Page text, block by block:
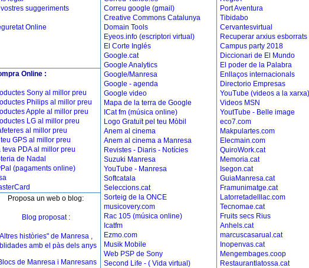
vostres suggeriments
Online
Correu google (gmail)
Creative Commons Catalunya
Domain Tools
Eyeos.info (escriptori virtual)
El Corte Inglés
Google.cat
Google Analytics
Google/Manresa
Google - agenda
Google video
Mapa de la terra de Google
ICat fm (música online)
Logo Gratuït pel teu Mòbil
Anem al cinema
Anem al cinema a Manresa
Revistes - Diaris - Notícies
Suzuki Manresa
YouTube - Manresa
Softcatala
Seleccions.cat
Sorteig de la ONCE
musicovery.com
Rac 105 (música online)
Icatfm
Ezmo.com
Musik Mobile
Web PSP de Sony
Second Life - ( Vida virtual)
Port Aventura
Tibidabo
Cervantesvirtual
Recuperar arxius esborrats
Campus party 2018
Diccionari de El Mundo
El poder de la Palabra
Enllaços internacionals
Directorio Empresas
YouTube (videos a la xarxa)
Videos MSN
YoutTube - Belle image
eco7.com
Makpulartes.com
Elecmain.com
QuiroWork.cat
Memoria.cat
Isegon.cat
GuiaManresa.cat
Framunimatge.cat
Latorretadelllac.com
Tecnomae.cat
Fruits secs Rius
Anhels.cat
marcuscasarual.cat
Inopenvas.cat
Mengembages.coop
Restaurantlatossa.cat
Online :
Sony al millor preu
Philips al millor preu
Apple al millor preu
LG al millor preu
al millor preu
teu GPS al millor preu
teva PDA al millor preu
de Nadal
(pagaments online)
Proposa un web o blog:
Blog proposat :
Altres històries" de Manresa ,
amb el pàs dels anys
de Manresa i Manresans